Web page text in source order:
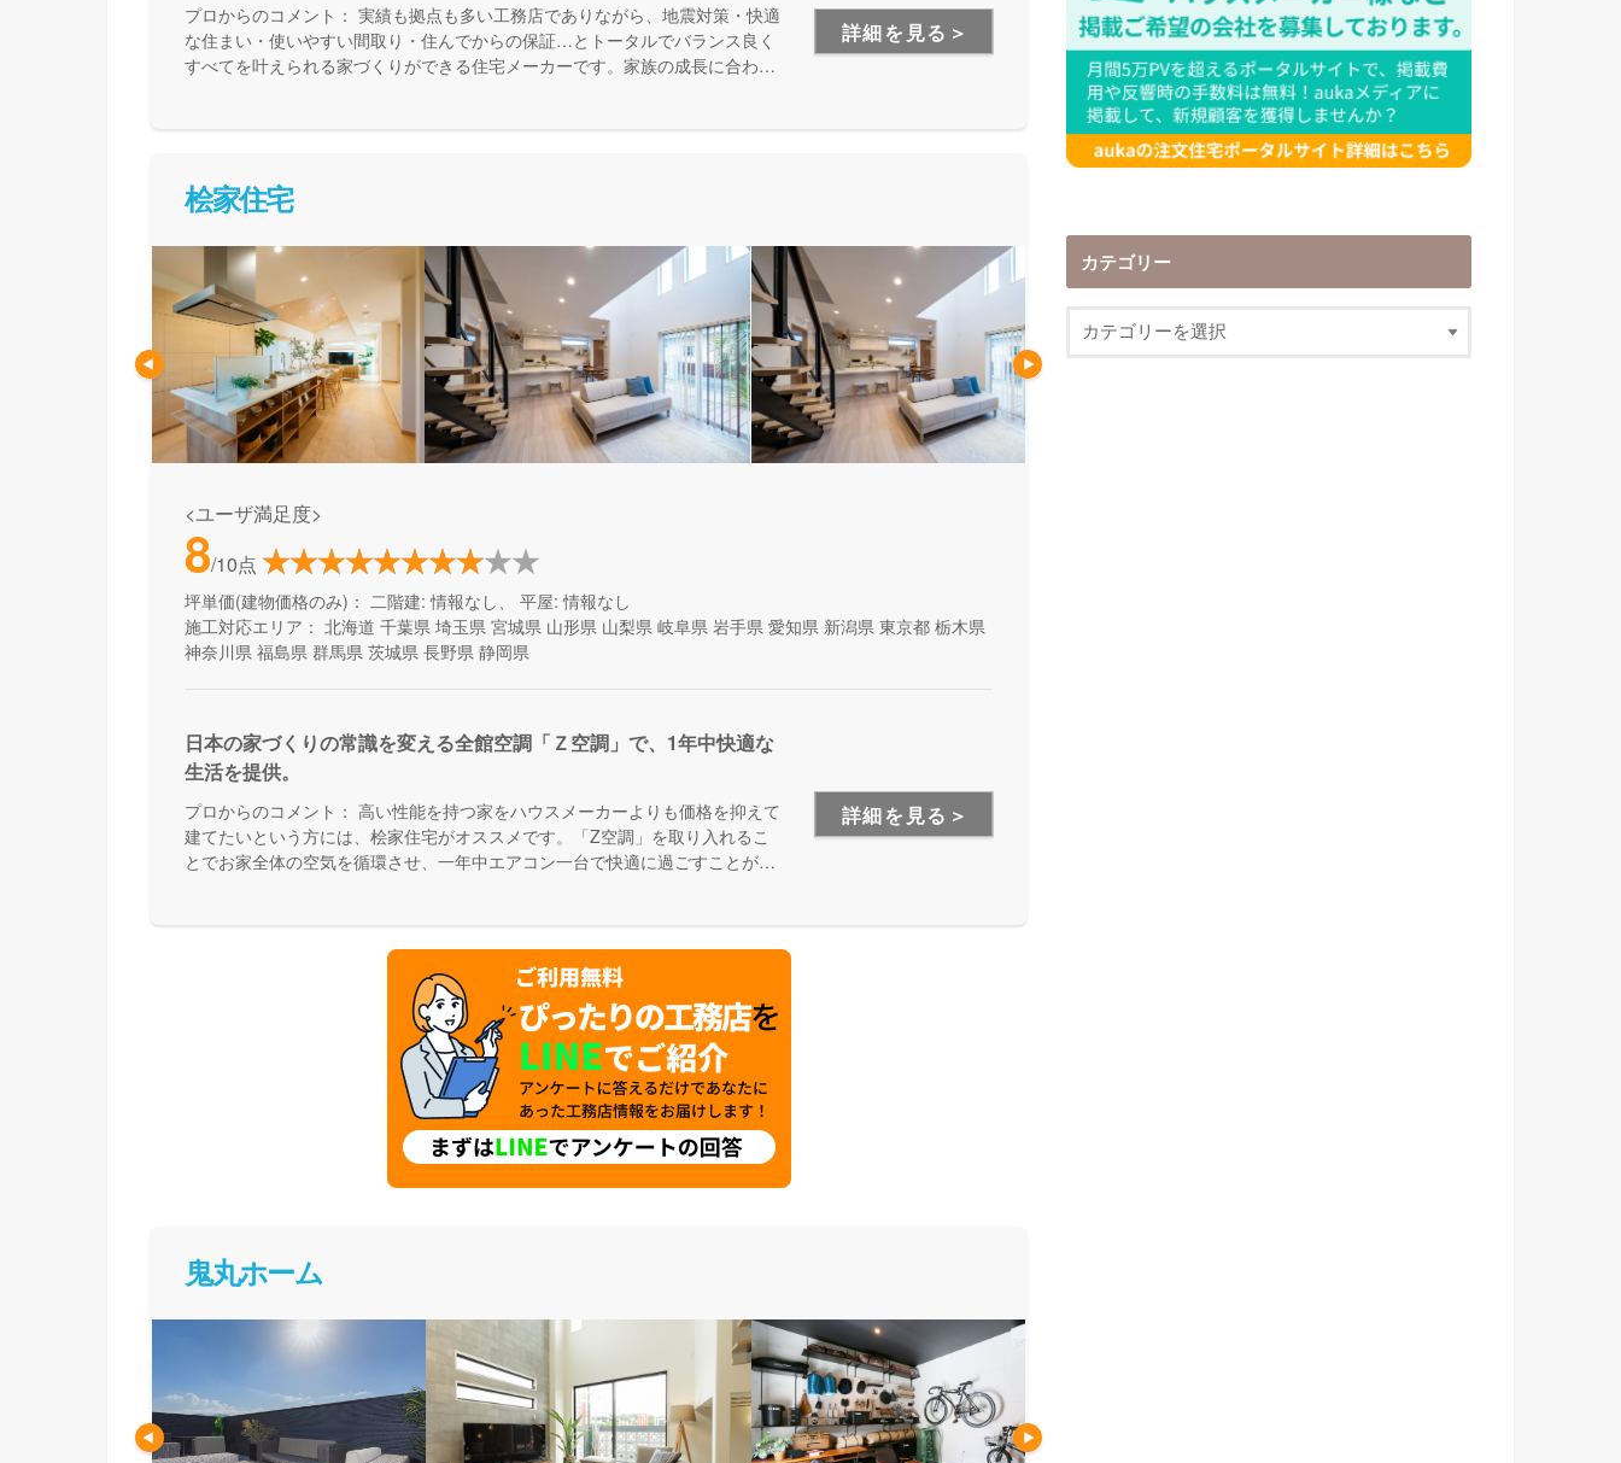
プロからのコメント： 実績も拠点も多い工務店でありながら、地震対策・快適
な住まい・使いやすい間取り・住んでからの保証…とトータルでバランス良く
すべてを叶えられる家づくりができる住宅メーカーです。家族の成長に合わせ
詳細を見る＞
桧家住宅
<ユーザ満足度>
8/10点
坪単価(建物価格のみ)： 二階建: 情報なし、 平屋: 情報なし
施工対応エリア： 北海道 千葉県 埼玉県 宮城県 山形県 山梨県 岐阜県 岩手県 愛知県 新潟県 東京都 栃木県
神奈川県 福島県 群馬県 茨城県 長野県 静岡県
日本の家づくりの常識を変える全館空調「Ｚ空調」で、1年中快適な
生活を提供。
プロからのコメント： 高い性能を持つ家をハウスメーカーよりも価格を抑えて
建てたいという方には、桧家住宅がオススメです。「Z空調」を取り入れるこ
とでお家全体の空気を循環させ、一年中エアコン一台で快適に過ごすことが出
詳細を見る＞
鬼丸ホーム
カテゴリー